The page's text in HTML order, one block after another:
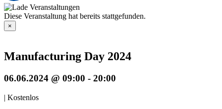
Diese Veranstaltung hat bereits stattgefunden.
×
Manufacturing Day 2024
06.06.2024 @ 09:00 - 20:00
| Kostenlos